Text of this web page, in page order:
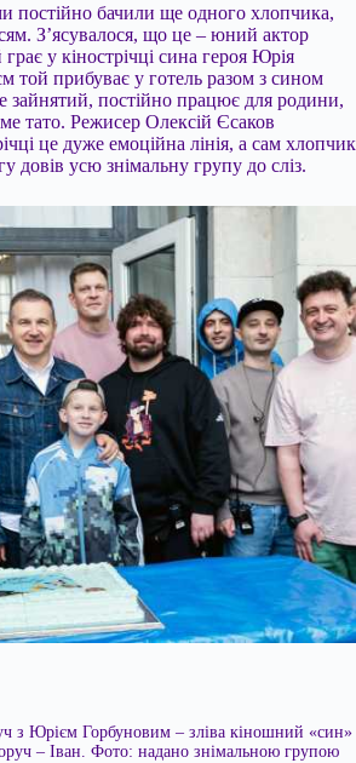
постійно бачили ще одного хлопчика,
З’ясувалося, що це – юний актор
у кінострічці сина героя Юрія
той прибуває у готель разом з сином
зайнятий, постійно працює для родини,
тато. Режисер Олексій Єсаков
це дуже емоційна лінія, а сам хлопчик
довів усю знімальну групу до сліз.
з Юрієм Горбуновим – зліва кіношний «син»
– Іван. Фото: надано знімальною групою